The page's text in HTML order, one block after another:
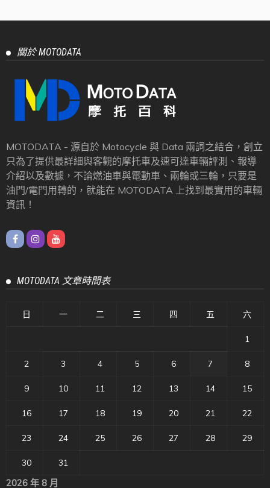
關於 MOTODATA
MOTODATA - 源自於 Motocycle 與 Data 兩詞之結合，創立
只為了提供最詳細與客觀的摩托車及速可達車輛評測、報導
介紹以及數據，不論燃油車與電動車、兩輪或三輪，只要是
油門/電門用轉的，就能在 MOTODATA 上找到最實用的車輛
資訊！
MOTODATA 文章時間表
2026 年 8 月
日 一 二 三 四 五 六
1
2 3 4 5 6 7 8
9 10 11 12 13 14 15
16 17 18 19 20 21 22
23 24 25 26 27 28 29
30 31